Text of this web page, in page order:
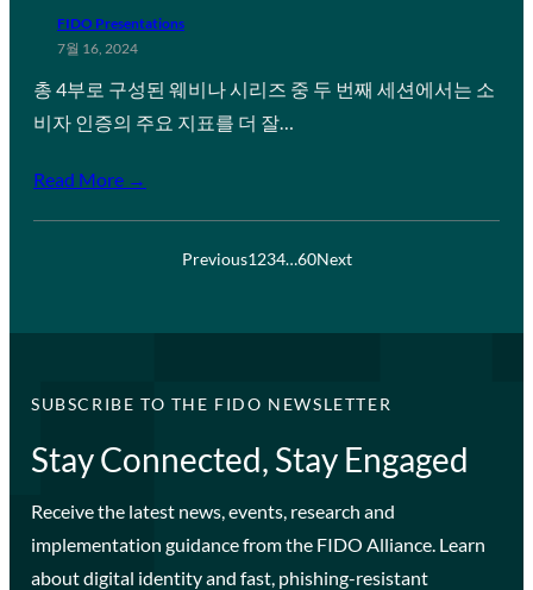
FIDO Presentations
7월 16, 2024
총 4부로 구성된 웨비나 시리즈 중 두 번째 세션에서는 소
비자 인증의 주요 지표를 더 잘…
Read More →
Previous1234…60Next
SUBSCRIBE TO THE FIDO NEWSLETTER
Stay Connected, Stay Engaged
Receive the latest news, events, research and
implementation guidance from the FIDO Alliance. Learn
about digital identity and fast, phishing-resistant